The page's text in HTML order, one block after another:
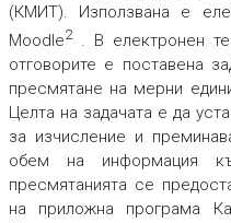
(КМИТ). Използвана е
Moodle2. В електронен
отговорите е поставена
пресмятане на мерни
Целта на задачата е да
за изчисление и
обем на информация
пресмятанията се
на приложна програма